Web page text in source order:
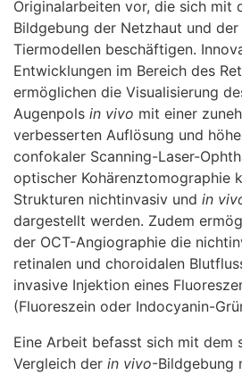
Originalarbeiten vor, die sich mit
Bildgebung der Netzhaut und
Tiermodellen beschäftigen.
Entwicklungen im Bereich des
ermöglichen die Visualisierung
Augenpols in vivo mit einer
verbesserten Auflösung und
confokaler Scanning-Laser-
optischer Kohärenztomographie
Strukturen nichtinvasiv und in
dargestellt werden. Zudem
der OCT-Angiographie die
retinalen und choroidalen
invasive Injektion eines
(Fluoreszein oder Indocyanin-
Eine Arbeit befasst sich mit dem
Vergleich der in vivo-Bildgebung